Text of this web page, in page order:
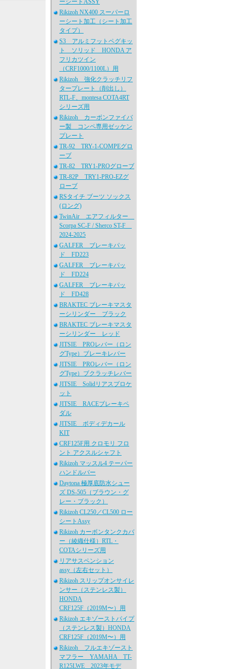
ーシートASSY
Rikizoh NX400 スーパーロ
ーシート加工（シート加工
タイプ）
S3 アルミフットペグキッ
ト ソリッド HONDA ア
フリカツイン
（CRF1000/1100L）用
Rikizoh 強化クラッチリフ
タープレート（削出し）
RTL-F、montesa COTA4RT
シリーズ用
Rikizoh カーボンファイバ
ー製 コンペ専用ゼッケン
プレート
TR-92 TRY-1-COMPEグロ
ーブ
TR-82 TRY1-PROグローブ
TR-82P TRY1-PRO-EZグ
ローブ
RSタイチ ブーツ ソックス
(ロング)
TwinAir エアフィルター
Scorpa SC-F / Sherco ST-F
2024-2025
GALFER ブレーキパッ
ド FD223
GALFER ブレーキパッ
ド FD224
GALFER ブレーキパッ
ド FD428
BRAKTEC ブレーキマスタ
ーシリンダー ブラック
BRAKTEC ブレーキマスタ
ーシリンダー レッド
JITSIE PROレバー（ロン
グType）ブレーキレバー
JITSIE PROレバー（ロン
グType）ブクラッチレバー
JITSIE Solidリアスプロケ
ット
JITSIE RACEブレーキペ
ダル
JITSIE ボディデカール
KIT
CRF125F用 クロモリ フロ
ント アクスルシャフト
Rikizoh マッスル4 テーパー
ハンドルバー
Daytona 極厚底防水シュー
ズ DS-505（ブラウン・グ
レー・ブラック）
Rikizoh CL250／CL500 ロー
シートAssy
Rikizoh カーボンタンクカバ
ー（綾織仕様）RTL・
COTAシリーズ用
リアサスペンション
assy（左右セット）
Rikizoh スリップオンサイレ
ンサー（ステンレス製）
HONDA
CRF125F（2019M〜）用
Rikizoh エキゾーストパイプ
（ステンレス製）HONDA
CRF125F（2019M〜）用
Rikizoh フルエキゾースト
マフラー YAMAHA TT-
R125LWE 2023年モデ